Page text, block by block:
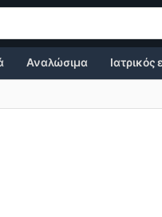
Αναλώσιμα Ιατρικός